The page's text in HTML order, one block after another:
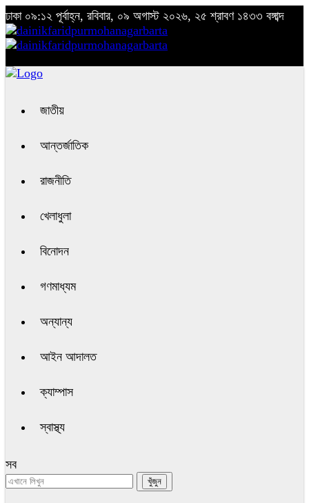
ঢাকা ০৯:১২ পূর্বাহ্ন, রবিবার, ০৯ অগাস্ট ২০২৬, ২৫ শ্রাবণ ১৪৩৩ বঙ্গাব্দ
জাতীয়
আন্তর্জাতিক
রাজনীতি
খেলাধুলা
বিনোদন
গণমাধ্যম
অন্যান্য
আইন আদালত
ক্যাম্পাস
স্বাস্থ্য
সব